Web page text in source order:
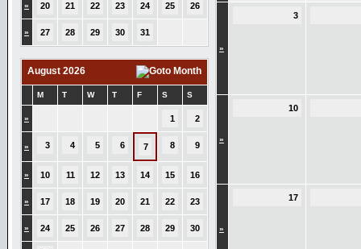
» 20 21 22 23 24 25 26
» 27 28 29 30 31
August 2026
M T W T F S S
» 1 2
» 3 4 5 6 7 8 9
» 10 11 12 13 14 15 16
» 17 18 19 20 21 22 23
» 24 25 26 27 28 29 30
»
3
»
10
»
17